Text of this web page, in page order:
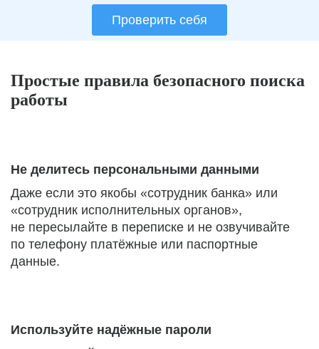
Проверить себя
Простые правила безопасного поиска
работы
Не делитесь персональными данными
Даже если это якобы «сотрудник банка» или
«сотрудник исполнительных органов»,
не пересылайте в переписке и не озвучивайте
по телефону платёжные или паспортные
данные.
Используйте надёжные пароли